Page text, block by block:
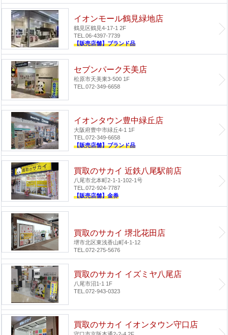
イオンモール鶴見緑地店
鶴見区鶴見4-17-1 2F
TEL.06-4397-7739
【販売店舗】ブランド品
セブンパーク天美店
松原市天美東3-500 1F
TEL.072-349-6658
イオンタウン豊中緑丘店
大阪府豊中市緑丘4-1 1F
TEL.072-349-6658
【販売店舗】ブランド品
買取のサカイ 近鉄八尾駅前店
八尾市北本町2-1-1-102-1号
TEL.072-924-7787
【販売店舗】金券
買取のサカイ 堺北花田店
堺市北区東浅香山町4-1-12
TEL.072-275-5676
買取のサカイ イズミヤ八尾店
八尾市沼1-1 1F
TEL.072-943-0323
買取のサカイ イオンタウン守口店